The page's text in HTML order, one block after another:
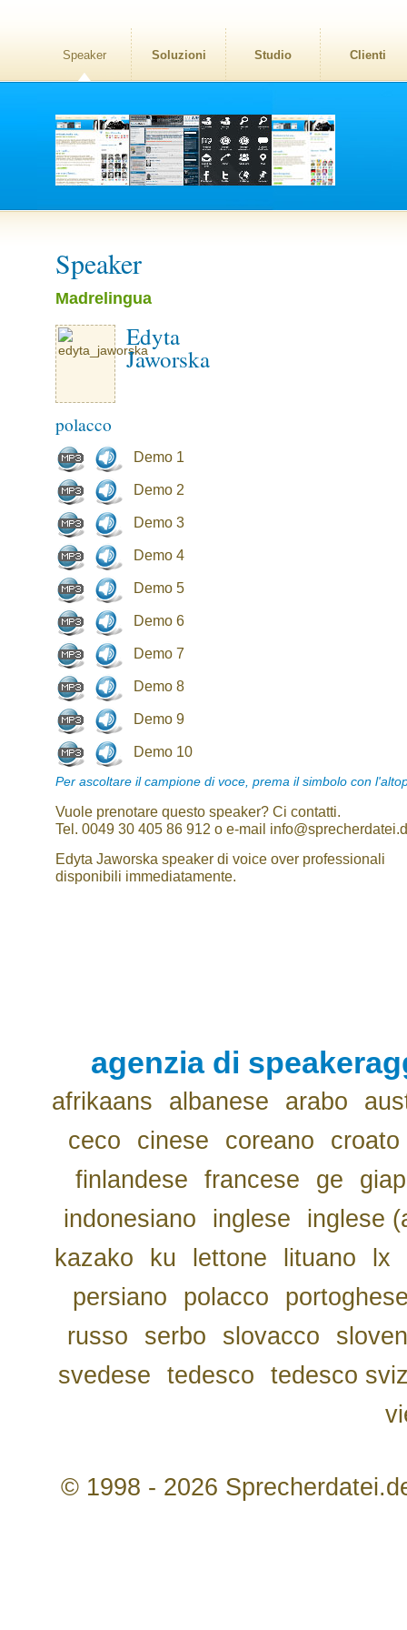
Speaker Soluzioni Studio Clienti
Speaker
Madrelingua
Edyta
Jaworska
polacco
Demo 1
Demo 2
Demo 3
Demo 4
Demo 5
Demo 6
Demo 7
Demo 8
Demo 9
Demo 10
Per ascoltare il campione di voce, prema il simbolo con
Vuole prenotare questo speaker? Ci contatti.
Tel. 0049 30 405 86 912 o e-mail
Edyta Jaworska speaker di voice over professionali
disponibili immediatamente.
agenzia di
afrikaans albanese arabo
ceco
cinese coreano
croato
finlandese
francese ge
indonesiano
inglese
inglese
kazako
ku lettone lituano lx
persiano
polacco
russo
serbo slovacco
svedese
tedesco
tedesco
© 1998 - 2026